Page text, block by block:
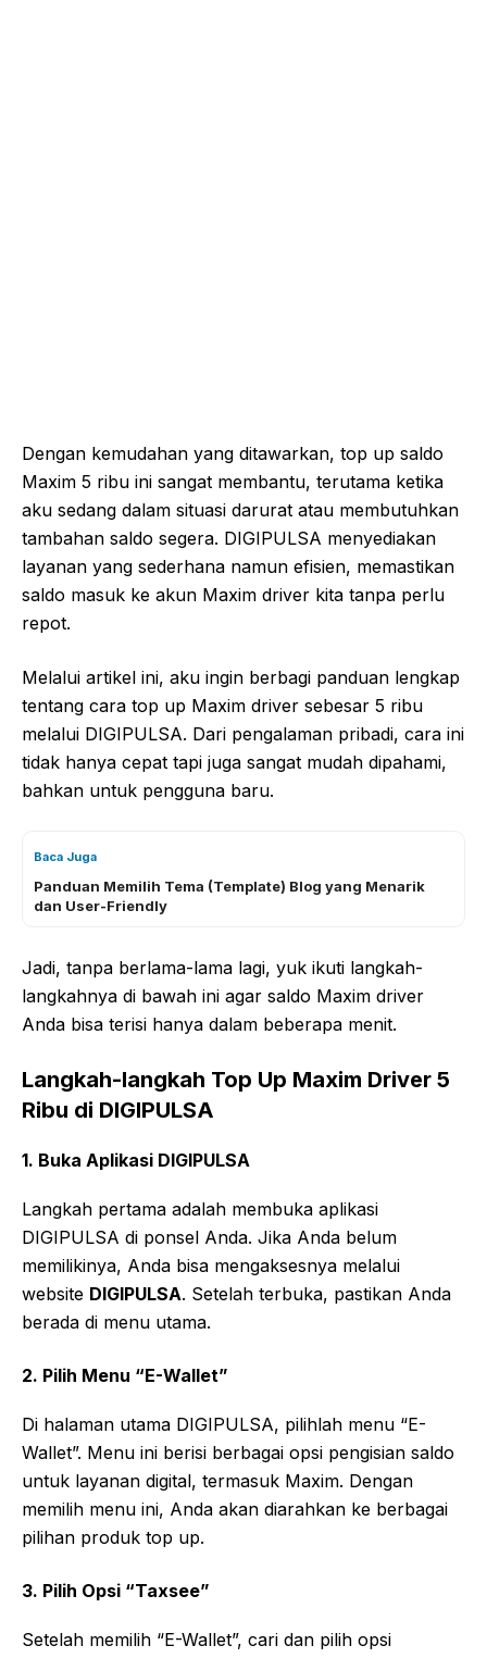
Dengan kemudahan yang ditawarkan, top up saldo
Maxim 5 ribu ini sangat membantu, terutama ketika
aku sedang dalam situasi darurat atau membutuhkan
tambahan saldo segera. DIGIPULSA menyediakan
layanan yang sederhana namun efisien, memastikan
saldo masuk ke akun Maxim driver kita tanpa perlu
repot.
Melalui artikel ini, aku ingin berbagi panduan lengkap
tentang cara top up Maxim driver sebesar 5 ribu
melalui DIGIPULSA. Dari pengalaman pribadi, cara ini
tidak hanya cepat tapi juga sangat mudah dipahami,
bahkan untuk pengguna baru.
Baca Juga
Panduan Memilih Tema (Template) Blog yang Menarik
dan User-Friendly
Jadi, tanpa berlama-lama lagi, yuk ikuti langkah-
langkahnya di bawah ini agar saldo Maxim driver
Anda bisa terisi hanya dalam beberapa menit.
Langkah-langkah Top Up Maxim Driver 5
Ribu di DIGIPULSA
1. Buka Aplikasi DIGIPULSA
Langkah pertama adalah membuka aplikasi
DIGIPULSA di ponsel Anda. Jika Anda belum
memilikinya, Anda bisa mengaksesnya melalui
website DIGIPULSA. Setelah terbuka, pastikan Anda
berada di menu utama.
2. Pilih Menu “E-Wallet”
Di halaman utama DIGIPULSA, pilihlah menu “E-
Wallet”. Menu ini berisi berbagai opsi pengisian saldo
untuk layanan digital, termasuk Maxim. Dengan
memilih menu ini, Anda akan diarahkan ke berbagai
pilihan produk top up.
3. Pilih Opsi “Taxsee”
Setelah memilih “E-Wallet”, cari dan pilih opsi